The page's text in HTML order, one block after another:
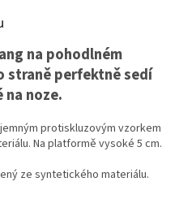
na pohodlném
straně perfektně sedí
na noze.
protiskluzovým vzorkem
Na platformě vysoké 5 cm.
ze syntetického materiálu.